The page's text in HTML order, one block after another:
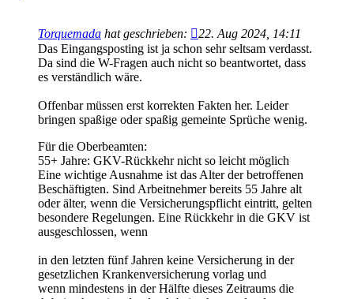
Torquemada hat geschrieben:
22. Aug 2024, 14:11
Das Eingangsposting ist ja schon sehr seltsam verdasst.
Da sind die W-Fragen auch nicht so beantwortet, dass
es verständlich wäre.
Offenbar müssen erst korrekten Fakten her. Leider
bringen spaßige oder spaßig gemeinte Sprüche wenig.
Für die Oberbeamten:
55+ Jahre: GKV-Rückkehr nicht so leicht möglich
Eine wichtige Ausnahme ist das Alter der betroffenen
Beschäftigten. Sind Arbeitnehmer bereits 55 Jahre alt
oder älter, wenn die Versicherungspflicht eintritt, gelten
besondere Regelungen. Eine Rückkehr in die GKV ist
ausgeschlossen, wenn
in den letzten fünf Jahren keine Versicherung in der
gesetzlichen Krankenversicherung vorlag und
wenn mindestens in der Hälfte dieses Zeitraums die